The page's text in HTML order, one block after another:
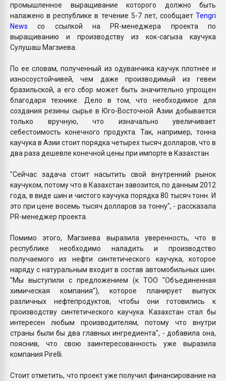
промышленное выращивание которого должно быть
налажено в республике в течение 5-7 лет, сообщает Tengri
News со ссылкой на PR-менеджера проекта по
выращиванию и производству из кок-сагыза каучука
Сулушаш Магзиева.
По ее словам, полученный из одуванчика каучук плотнее и
износоустойчивей, чем даже производимый из гевеи
бразильской, а его сбор может быть значительно упрощен
благодаря технике. Дело в том, что необходимое для
создания резины сырье в Юго-Восточной Азии добывается
только вручную, что изначально увеличивает
себестоимость конечного продукта. Так, например, тонна
каучука в Азии стоит порядка четырех тысяч долларов, что в
два раза дешевле конечной цены при импорте в Казахстан.
"Сейчас задача стоит насытить свой внутренний рынок
каучуком, потому что в Казахстан завозится, по данным 2012
года, в виде шин и чистого каучука порядка 80 тысяч тонн. И
это при цене восемь тысяч долларов за тонну", - рассказала
PR-менеджер проекта.
Помимо этого, Магзиева выразила уверенность, что в
республике необходимо наладить и производство
получаемого из нефти синтетического каучука, которое
наряду с натуральным входит в состав автомобильных шин.
"Мы выступили с предложением (к ТОО "Объединенная
химическая компания"), которое планирует выпуск
различных нефтепродуктов, чтобы они готовились к
производству синтетического каучука. Казахстан стал бы
интересен любым производителям, потому что внутри
страны были бы два главных ингредиента", - добавила она,
пояснив, что свою заинтересованность уже выразила
компания Pirelli.
Стоит отметить, что проект уже получил финансирование на